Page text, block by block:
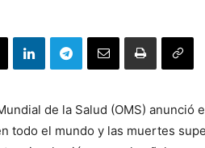
de la Salud (OMS)
todo el mundo y las muertes